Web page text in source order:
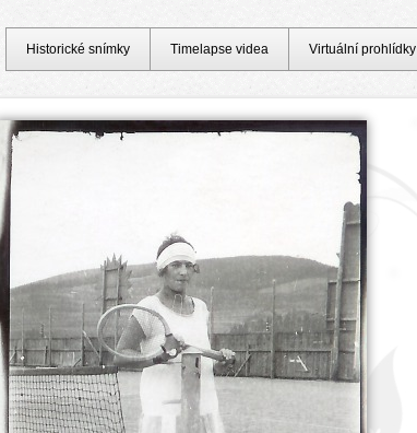
Historické snímky Timelapse videa Virtuální prohlídky